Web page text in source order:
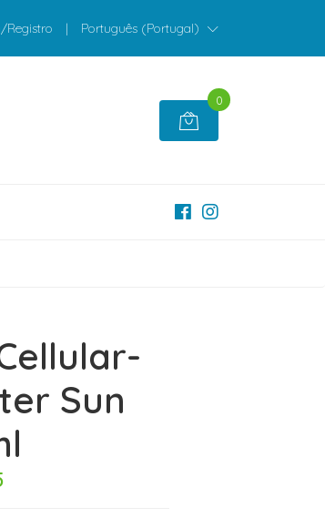
Registro | Português (Portugal)
0
Sun